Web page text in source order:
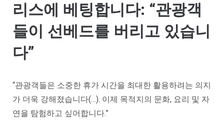
리스에 베팅합니다: “관광객
들이 선베드를 버리고 있습니
다”
“관광객들은 소중한 휴가 시간을 최대한 활용하려는 의지
가 더욱 강해졌습니다(…). 이제 목적지의 문화, 요리 및 자
연을 탐험하고 싶어합니다.”